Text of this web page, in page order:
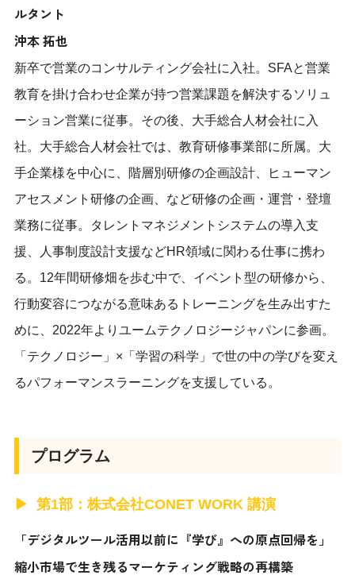
ルタント
沖本 拓也
新卒で営業のコンサルティング会社に入社。SFAと営業
教育を掛け合わせ企業が持つ営業課題を解決するソリュ
ーション営業に従事。その後、大手総合人材会社に入
社。大手総合人材会社では、教育研修事業部に所属。大
手企業様を中心に、階層別研修の企画設計、ヒューマン
アセスメント研修の企画、など研修の企画・運営・登壇
業務に従事。タレントマネジメントシステムの導入支
援、人事制度設計支援などHR領域に関わる仕事に携わ
る。12年間研修畑を歩む中で、イベント型の研修から、
行動変容につながる意味あるトレーニングを生み出すた
めに、2022年よりユームテクノロジージャパンに参画。
「テクノロジー」×「学習の科学」で世の中の学びを変え
るパフォーマンスラーニングを支援している。
プログラム
第1部：株式会社CONET WORK 講演
「デジタルツール活用以前に『学び』への原点回帰を」
縮小市場で生き残るマーケティング戦略の再構築